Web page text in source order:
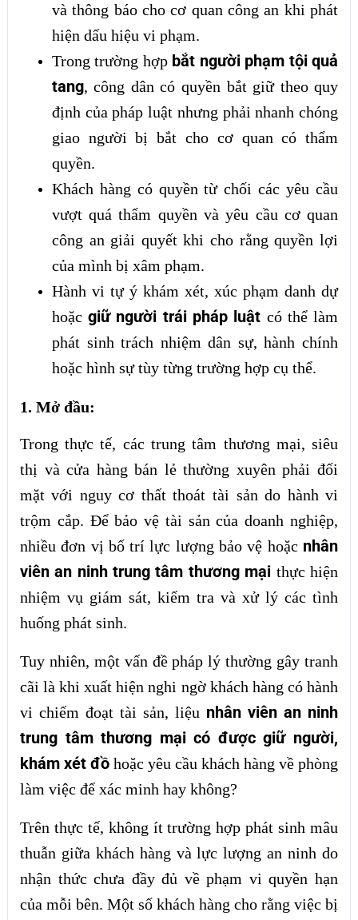
và thông báo cho cơ quan công an khi phát
hiện dấu hiệu vi phạm.
Trong trường hợp bắt người phạm tội quả
tang, công dân có quyền bắt giữ theo quy
định của pháp luật nhưng phải nhanh chóng
giao người bị bắt cho cơ quan có thẩm
quyền.
Khách hàng có quyền từ chối các yêu cầu
vượt quá thẩm quyền và yêu cầu cơ quan
công an giải quyết khi cho rằng quyền lợi
của mình bị xâm phạm.
Hành vi tự ý khám xét, xúc phạm danh dự
hoặcgiữ người trái pháp luật có thể làm
phát sinh trách nhiệm dân sự, hành chính
hoặc hình sự tùy từng trường hợp cụ thể.
1. Mở đầu:
Trong thực tế, các trung tâm thương mại, siêu
thị và cửa hàng bán lẻ thường xuyên phải đối
mặt với nguy cơ thất thoát tài sản do hành vi
trộm cắp. Để bảo vệ tài sản của doanh nghiệp,
nhiều đơn vị bố trí lực lượng bảo vệ hoặc nhân
viên an ninh trung tâm thương mại thực hiện
nhiệm vụ giám sát, kiểm tra và xử lý các tình
huống phát sinh.
Tuy nhiên, một vấn đề pháp lý thường gây tranh
cãi là khi xuất hiện nghi ngờ khách hàng có hành
vi chiếm đoạt tài sản, liệu nhân viên an ninh
trung tâm thương mại có được giữ người,
khám xét đồhoặc yêu cầu khách hàng về phòng
làm việc để xác minh hay không?
Trên thực tế, không ít trường hợp phát sinh mâu
thuẫn giữa khách hàng và lực lượng an ninh do
nhận thức chưa đầy đủ về phạm vi quyền hạn
của mỗi bên. Một số khách hàng cho rằng việc bị